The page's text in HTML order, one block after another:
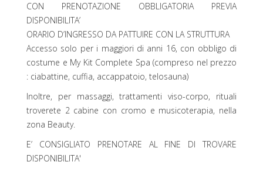
CON PRENOTAZIONE OBBLIGATORIA PREVIA
DISPONIBILITA’
ORARIO D’INGRESSO DA PATTUIRE CON LA STRUTTURA
Accesso solo per i maggiori di anni 16, con obbligo di
costume e My Kit Complete Spa (compreso nel prezzo
: ciabattine, cuffia, accappatoio, telosauna)
Inoltre, per massaggi, trattamenti viso-corpo, rituali
troverete 2 cabine con cromo e musicoterapia, nella
zona Beauty.
E’ CONSIGLIATO PRENOTARE AL FINE DI TROVARE
DISPONIBILITA'